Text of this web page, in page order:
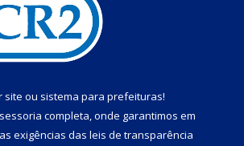
site ou sistema para prefeituras!
completa, onde garantimos em
exigências das leis de transparência